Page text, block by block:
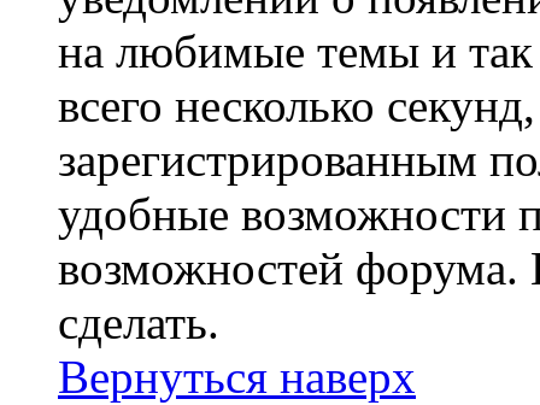
на любимые темы и так
всего несколько
зарегистрированным
удобные возможности
возможностей
сделать.
Вернуться наверх